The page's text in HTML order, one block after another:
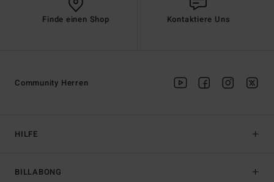
Finde einen Shop Kontaktiere Uns
HILFE
BILLABONG
Community Herren